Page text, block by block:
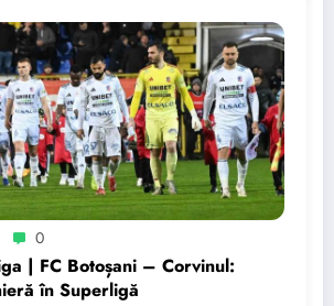
0
| FC Botoșani – Corvinul:
în Superligă